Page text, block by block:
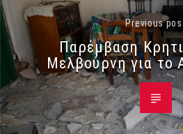
Previous
Παρέμβαση
Μελβούρνη για το